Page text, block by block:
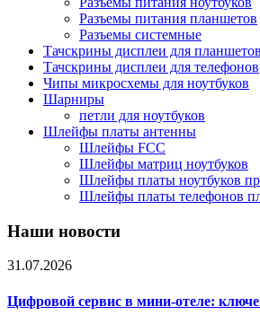
Разъемы питания планшетов
Разъемы системные
Тачскрины дисплеи для планшетов
Тачскрины дисплеи для телефонов
Чипы микросхемы для ноутбуков
Шарниры
петли для ноутбуков
Шлейфы платы антенны
Шлейфы FCC
Шлейфы матриц ноутбуков
Шлейфы платы ноутбуков
Шлейфы платы телефонов
Наши новости
31.07.2026
Цифровой сервис в мини-отеле: